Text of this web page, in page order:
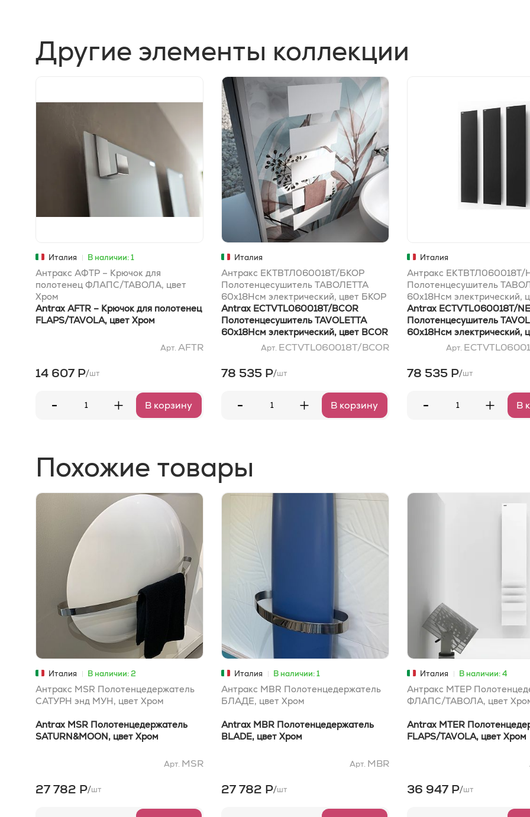
Другие элементы коллекции
Италия В наличии: 1
Антракс АФТР – Крючок для
полотенец ФЛАПС/ТАВОЛА, цвет
Хром
Antrax AFTR – Крючок для полотенец
FLAPS/TAVOLA, цвет Хром
Арт. AFTR
14 607 Р/шт
- + В корзину
Италия
Антракс ЕКТВТЛ060018T/БКОР
Полотенцесушитель ТАВОЛЕТТА
60x18Hсм электрический, цвет БКОР
Antrax ECTVTL060018T/BCOR
Полотенцесушитель TAVOLETTA
60x18Hсм электрический, цвет BCOR
Арт. ECTVTL060018T/BCOR
78 535 Р/шт
- + В корзину
Италия
Антракс
Полотенцесушитель
60x18Hсм электрический,
Antrax ECTVTL060018T/
Полотенцесушитель
60x18Hсм электрический,
Арт.
78 535 Р/шт
- + В
Похожие товары
Италия В наличии: 2
Антракс MSR Полотенцедержатель
САТУРН энд МУН, цвет Хром
Antrax MSR Полотенцедержатель
SATURN&MOON, цвет Хром
Арт. MSR
27 782 Р/шт
Италия В наличии: 1
Антракс MBR Полотенцедержатель
БЛАДЕ, цвет Хром
Antrax MBR Полотенцедержатель
BLADE, цвет Хром
Арт. MBR
27 782 Р/шт
Италия В наличии: 4
Антракс МТЕР
ФЛАПС/ТАВОЛА, цвет
Antrax MTER
FLAPS/TAVOLA, цвет Хром
36 947 Р/шт